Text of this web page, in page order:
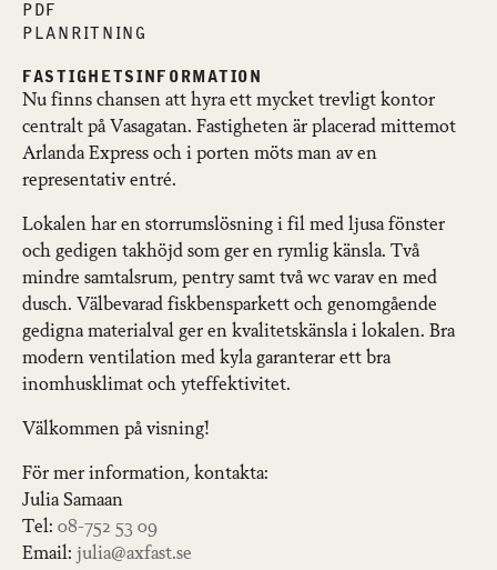
PDF
PLANRITNING
FASTIGHETSINFORMATION
Nu finns chansen att hyra ett mycket trevligt kontor
centralt på Vasagatan. Fastigheten är placerad mittemot
Arlanda Express och i porten möts man av en
representativ entré.
Lokalen har en storrumslösning i fil med ljusa fönster
och gedigen takhöjd som ger en rymlig känsla. Två
mindre samtalsrum, pentry samt två wc varav en med
dusch. Välbevarad fiskbensparkett och genomgående
gedigna materialval ger en kvalitetskänsla i lokalen. Bra
modern ventilation med kyla garanterar ett bra
inomhusklimat och yteffektivitet.
Välkommen på visning!
För mer information, kontakta:
Julia Samaan
Tel: 08-752 53 09
Email: julia@axfast.se